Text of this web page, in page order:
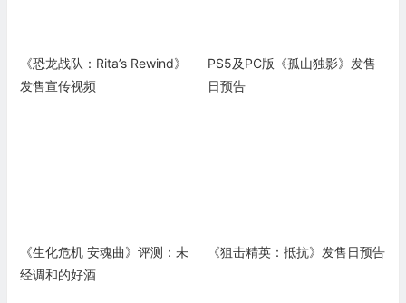
《恐龙战队：Rita’s Rewind》
发售宣传视频
PS5及PC版《孤山独影》发售
日预告
《生化危机 安魂曲》评测：未
经调和的好酒
《狙击精英：抵抗》发售日预告